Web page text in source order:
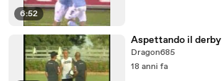
6:52
Aspettando il derby
Dragon685
18 anni fa